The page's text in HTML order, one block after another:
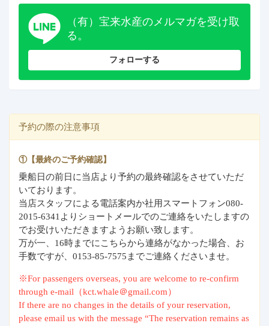
（有）宝来水産のメルマガを受け取
る。
フォローする
予約の際の注意事項
①【最終のご予約確認】
乗船日の前日に当店より予約の最終確認をさせていただ
いております。
当店スタッフによる電話案内か社用スマートフォン080-
2015-6341よりショートメールでのご連絡をいたしますの
でお受けいただきますようお願い致します。
万が一、16時までにこちらから連絡がなかった場合、お
手数ですが、0153-85-7575までご連絡くださいませ。
※For passengers overseas, you are welcome to re-confirm
through e-mail（kct.whale＠gmail.com）
If there are no changes in the details of your reservation,
please email us with the message “The reservation remains as